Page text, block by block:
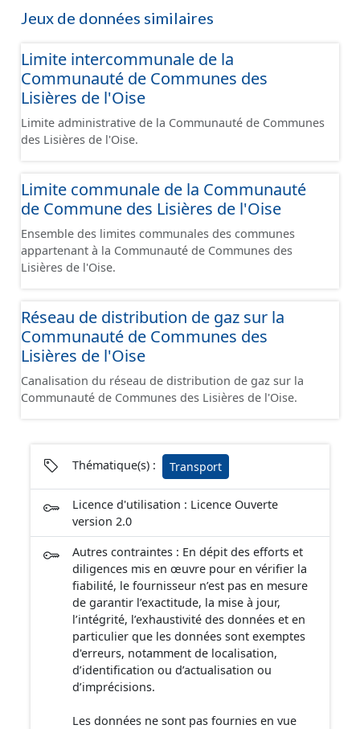
Jeux de données similaires
Limite intercommunale de la
Communauté de Communes des
Lisières de l'Oise
Limite administrative de la Communauté de Communes
des Lisières de l'Oise.
Limite communale de la Communauté
de Commune des Lisières de l'Oise
Ensemble des limites communales des communes
appartenant à la Communauté de Communes des
Lisières de l'Oise.
Réseau de distribution de gaz sur la
Communauté de Communes des
Lisières de l'Oise
Canalisation du réseau de distribution de gaz sur la
Communauté de Communes des Lisières de l'Oise.
Thématique(s) : Transport
Licence d'utilisation : Licence Ouverte
version 2.0
Autres contraintes : En dépit des efforts et
diligences mis en œuvre pour en vérifier la
fiabilité, le fournisseur n’est pas en mesure
de garantir l’exactitude, la mise à jour,
l’intégrité, l’exhaustivité des données et en
particulier que les données sont exemptes
d'erreurs, notamment de localisation,
d’identification ou d’actualisation ou
d’imprécisions.
Les données ne sont pas fournies en vue